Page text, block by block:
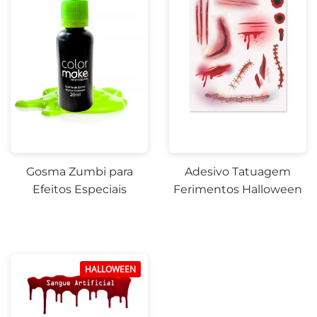
Gosma Zumbi para
Efeitos Especiais
Adesivo Tatuagem
Ferimentos Halloween
HALLOWEEN